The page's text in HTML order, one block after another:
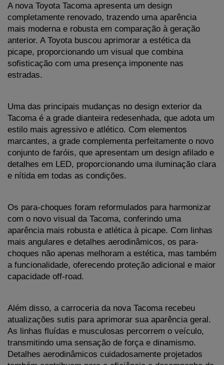
A nova Toyota Tacoma apresenta um design
completamente renovado, trazendo uma aparência
mais moderna e robusta em comparação à geração
anterior. A Toyota buscou aprimorar a estética da
picape, proporcionando um visual que combina
sofisticação com uma presença imponente nas
estradas.
Uma das principais mudanças no design exterior da
Tacoma é a grade dianteira redesenhada, que adota um
estilo mais agressivo e atlético. Com elementos
marcantes, a grade complementa perfeitamente o novo
conjunto de faróis, que apresentam um design afilado e
detalhes em LED, proporcionando uma iluminação clara
e nítida em todas as condições.
Os para-choques foram reformulados para harmonizar
com o novo visual da Tacoma, conferindo uma
aparência mais robusta e atlética à picape. Com linhas
mais angulares e detalhes aerodinâmicos, os para-
choques não apenas melhoram a estética, mas também
a funcionalidade, oferecendo proteção adicional e maior
capacidade off-road.
Além disso, a carroceria da nova Tacoma recebeu
atualizações sutis para aprimorar sua aparência geral.
As linhas fluídas e musculosas percorrem o veículo,
transmitindo uma sensação de força e dinamismo.
Detalhes aerodinâmicos cuidadosamente projetados